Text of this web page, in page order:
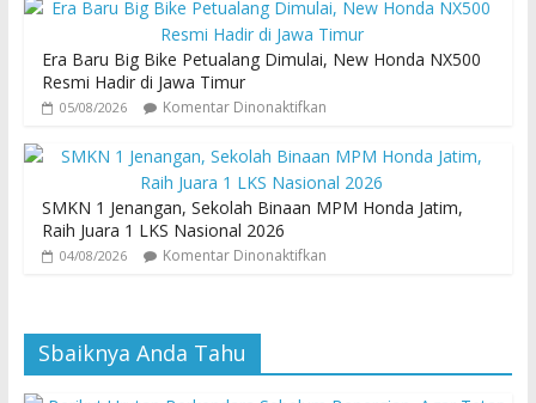
Era Baru Big Bike Petualang Dimulai, New Honda NX500
Resmi Hadir di Jawa Timur
05/08/2026 Komentar Dinonaktifkan
SMKN 1 Jenangan, Sekolah Binaan MPM Honda Jatim,
Raih Juara 1 LKS Nasional 2026
04/08/2026 Komentar Dinonaktifkan
Sbaiknya Anda Tahu